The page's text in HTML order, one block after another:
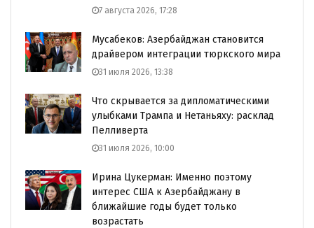
7 августа 2026, 17:28
Мусабеков: Азербайджан становится
драйвером интеграции тюркского мира
31 июля 2026, 13:38
Что скрывается за дипломатическими
улыбками Трампа и Нетаньяху: расклад
Пелливерта
31 июля 2026, 10:00
Ирина Цукерман: Именно поэтому
интерес США к Азербайджану в
ближайшие годы будет только
возрастать